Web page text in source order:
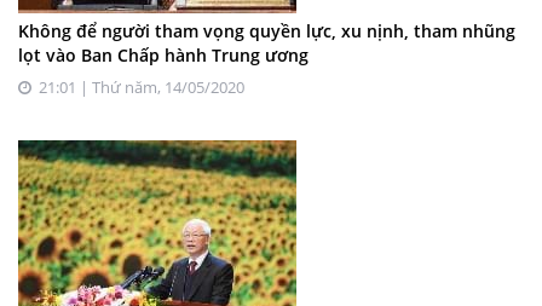
Không để người tham vọng quyền lực, xu nịnh, tham nhũng
lọt vào Ban Chấp hành Trung ương
21:01 | Thứ năm, 14/05/2020